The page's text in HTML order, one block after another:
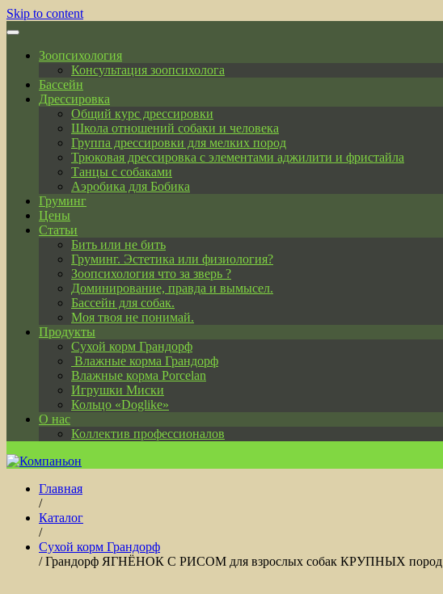
Skip to content
Зоопсихология
Консультация зоопсихолога
Бассейн
Дрессировка
Общий курс дрессировки
Школа отношений собаки и человека
Группа дрессировки для мелких пород
Трюковая дрессировка с элементами аджилити и фристайла
Танцы с собаками
Аэробика для Бобика
Груминг
Цены
Статьи
Бить или не бить
Груминг. Эстетика или физиология?
Зоопсихология что за зверь ?
Доминирование, правда и вымысел.
Бассейн для собак.
Моя твоя не понимай.
Продукты
Сухой корм Грандорф
Влажные корма Грандорф
Влажные корма Porcelan
Игрушки Миски
Кольцо «Doglike»
О нас
Коллектив профессионалов
Главная
/
Каталог
/
Сухой корм Грандорф
/ Грандорф ЯГНЁНОК С РИСОМ для взрослых собак КРУПНЫХ пород